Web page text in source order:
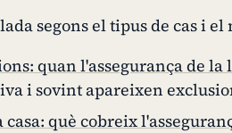
segons el tipus de cas i
quan l'assegurança de la
i sovint apareixen
casa: què cobreix